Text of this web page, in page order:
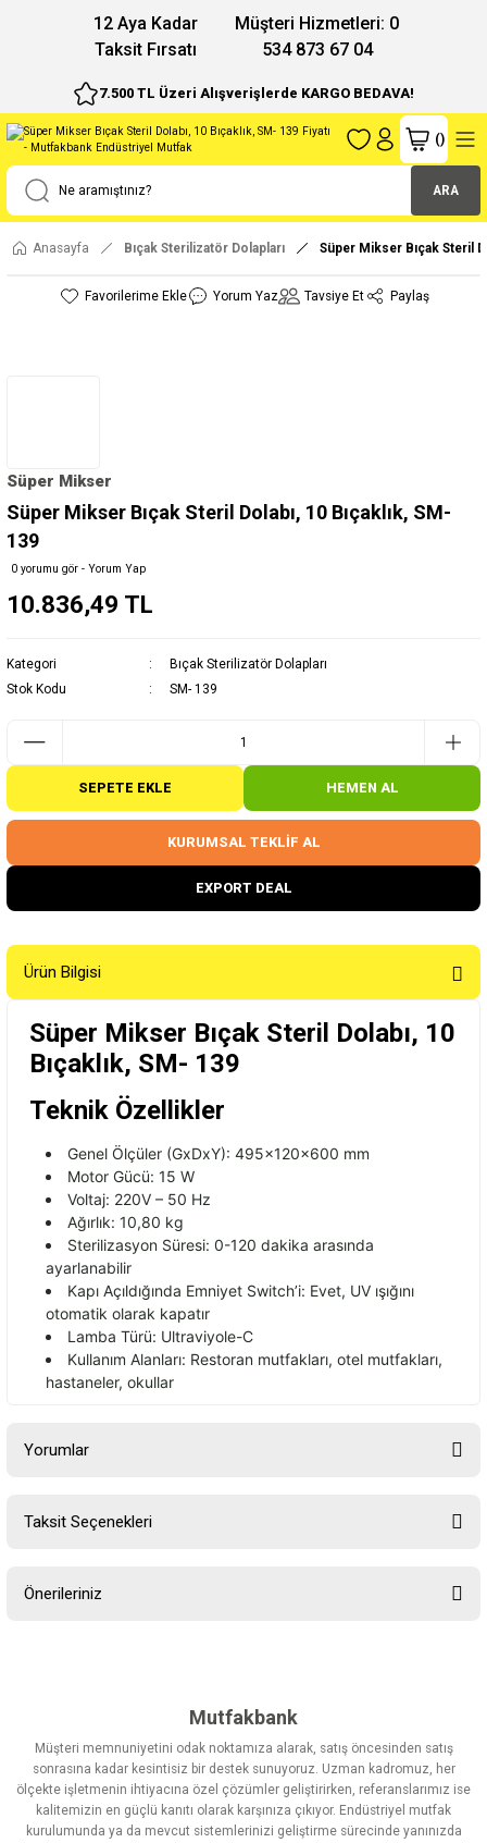
12 Aya Kadar
Taksit Fırsatı
Müşteri Hizmetleri: 0
534 873 67 04
7.500 TL Üzeri Alışverişlerde KARGO BEDAVA!
ARA
()
Anasayfa Bıçak Sterilizatör Dolapları Süper Mikser Bıçak Steril
Yorum Yaz Tavsiye Et Paylaş
Süper Mikser
Süper Mikser Bıçak Steril Dolabı, 10 Bıçaklık, SM-
139
0 yorumu gör - Yorum Yap
10.836,49 TL
Kategori
Bıçak Sterilizatör Dolapları
Stok Kodu
SM- 139
SEPETE EKLE HEMEN AL
KURUMSAL TEKLİF AL
EXPORT DEAL
Ürün Bilgisi
Süper Mikser Bıçak Steril Dolabı, 10
Bıçaklık, SM- 139
Teknik Özellikler
Genel Ölçüler (GxDxY): 495x120x600 mm
Motor Gücü: 15 W
Voltaj: 220V – 50 Hz
Ağırlık: 10,80 kg
Sterilizasyon Süresi: 0-120 dakika arasında
ayarlanabilir
Kapı Açıldığında Emniyet Switch’i: Evet, UV ışığını
otomatik olarak kapatır
Lamba Türü: Ultraviyole-C
Kullanım Alanları: Restoran mutfakları, otel mutfakları,
hastaneler, okullar
Yorumlar
Taksit Seçenekleri
Önerileriniz
Görüş ve önerileriniz için teşekkür ederiz.
Ürün resmi kalitesiz, bozuk veya görüntülenemiyor.
Ürün açıklamasında eksik bilgiler bulunuyor.
Ürün bilgilerinde hatalar bulunuyor.
Mutfakbank
Müşteri memnuniyetini odak noktamıza alarak, satış öncesinden satış
sonrasına kadar kesintisiz bir destek sunuyoruz. Uzman kadromuz, her
ölçekte işletmenin ihtiyacına özel çözümler geliştirirken, referanslarımız ise
kalitemizin en güçlü kanıtı olarak karşınıza çıkıyor. Endüstriyel mutfak
kurulumunda ya da mevcut sistemlerinizi geliştirme sürecinde yanınızda